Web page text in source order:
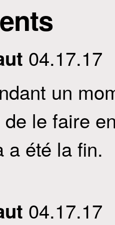
04.17.17
un
le faire
a été la fin.
04.17.17